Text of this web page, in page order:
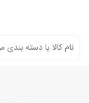
جستجو